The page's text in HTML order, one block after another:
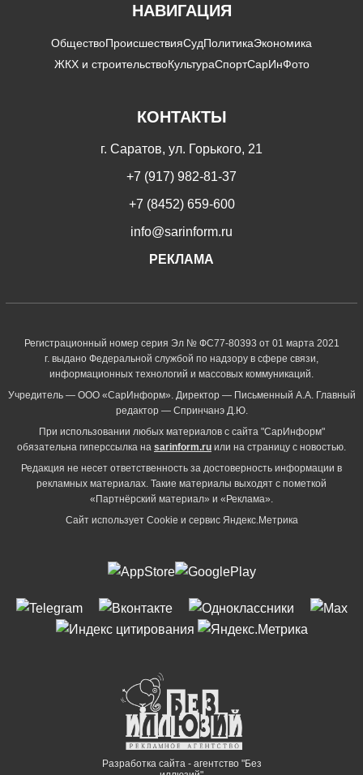
НАВИГАЦИЯ
ОбществоПроисшествияСудПолитикаЭкономика
ЖКХ и строительствоКультураСпортСарИнФото
КОНТАКТЫ
г. Саратов, ул. Горького, 21
+7 (917) 982-81-37
+7 (8452) 659-600
info@sarinform.ru
РЕКЛАМА
Регистрационный номер серия Эл № ФС77-80393 от 01 марта 2021
г. выдано Федеральной службой по надзору в сфере связи,
информационных технологий и массовых коммуникаций.
Учредитель — ООО «СарИнформ». Директор — Письменный А.А. Главный
редактор — Спринчанэ Д.Ю.
При использовании любых материалов с сайта "СарИнформ"
обязательна гиперссылка на sarinform.ru или на страницу с новостью.
Редакция не несет ответственность за достоверность информации в
рекламных материалах. Такие материалы выходят с пометкой
«Партнёрский материал» и «Реклама».
Сайт использует Cookie и сервиc Яндекс.Метрика
Разработка сайта - агентство "Без